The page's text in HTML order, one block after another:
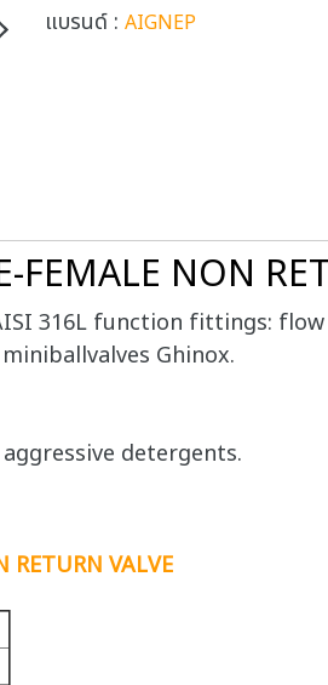
แบรนด์ : AIGNEP
FEMALE NON
316L function fittings:
Ghinox.
detergents.
RETURN VALVE